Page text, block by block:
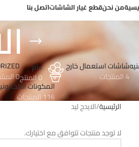
من نحنقطع غيار الشاشاتاتصل بنا
شاشات استعمال خارج
4 المنتجات
عام
0 المنتج
0 المنتج
المكونات
116 المنتجات
الرئيسية الايدج ليد
لا توجد منتجات تتوافق مع اختيارك.